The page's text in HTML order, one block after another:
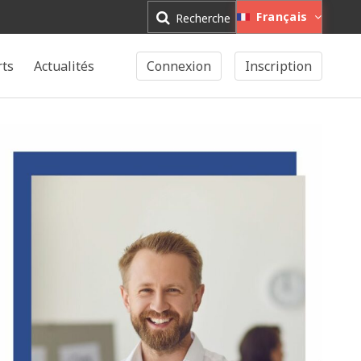
Recherche Français
Actualités Connexion Inscription